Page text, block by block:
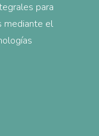
para
mediante el